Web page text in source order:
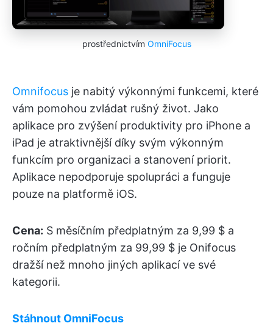
prostřednictvím OmniFocus
Omnifocus je nabitý výkonnými funkcemi, které
vám pomohou zvládat rušný život. Jako
aplikace pro zvýšení produktivity pro iPhone a
iPad je atraktivnější díky svým výkonným
funkcím pro organizaci a stanovení priorit.
Aplikace nepodporuje spolupráci a funguje
pouze na platformě iOS.
Cena: S měsíčním předplatným za 9,99 $ a
ročním předplatným za 99,99 $ je Onifocus
dražší než mnoho jiných aplikací ve své
kategorii.
Stáhnout OmniFocus